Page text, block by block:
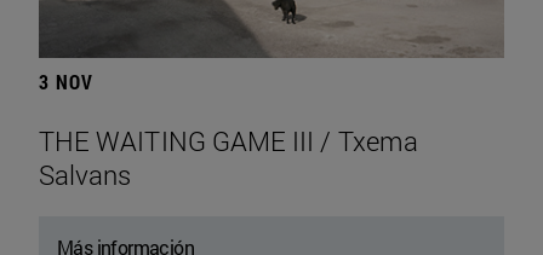
3 NOV
THE WAITING GAME III / Txema
Salvans
Más información